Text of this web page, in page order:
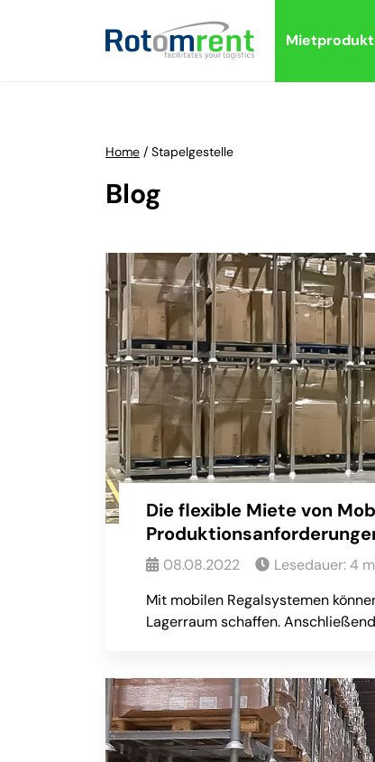
Home / Stapelgestelle
Blog
Die flexible Miete von
08.08.2022 Lesedauer:4
Mit mobilen Regalsystemen
Lagerraum schaffen.